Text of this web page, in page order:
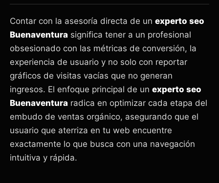
Contar con la asesoría directa de un experto seo
Buenaventura significa tener a un profesional
obsesionado con las métricas de conversión, la
experiencia de usuario y no solo con reportar
gráficos de visitas vacías que no generan
ingresos. El enfoque principal de un experto seo
Buenaventura radica en optimizar cada etapa del
embudo de ventas orgánico, asegurando que el
usuario que aterriza en tu web encuentre
exactamente lo que busca con una navegación
intuitiva y rápida.